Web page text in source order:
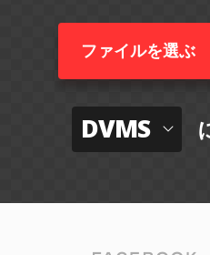
ファイルを選ぶ
DVMS